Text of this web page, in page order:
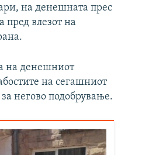
на денешната прес
пред влезот на
на денешниот
на сегашниот
негово подобрување.